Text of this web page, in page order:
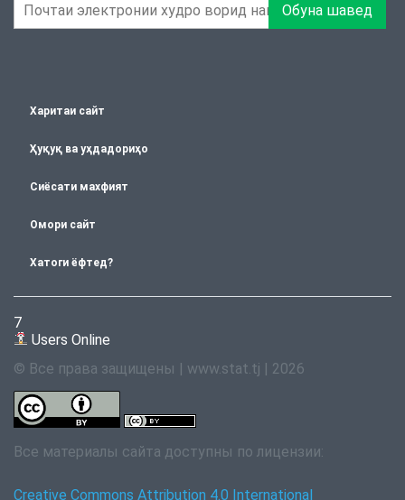
Обуна шавед
Харитаи сайт
Ҳуқуқ ва уҳдадориҳо
Сиёсати махфият
Омори сайт
Хатоги ёфтед?
7
Users Online
© Все права защищены | www.stat.tj | 2026
Все материалы сайта доступны по лицензии:
Creative Commons Attribution 4.0 International